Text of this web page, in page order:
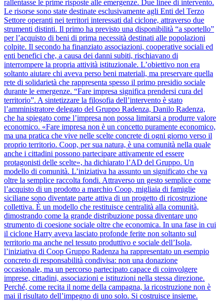
rallentasse le prime risposte alle emergenze. Due linee di intervento.
Le risorse sono state destinate esclusivamente agli Enti del Terzo
Settore operanti nei territori interessati dal ciclone, attraverso due
strumenti distinti. Il primo ha previsto una disponibilità “a sportello”
per l’acquisto di beni di prima necessità destinati alle popolazioni
colpite. Il secondo ha finanziato associazioni, cooperative sociali ed
enti benefici che, a causa dei danni subiti, rischiavano di
interrompere la propria attività istituzionale. L’obiettivo non era
soltanto aiutare chi aveva perso beni materiali, ma preservare quella
rete di solidarietà che rappresenta spesso il primo presidio sociale
durante le emergenze. “Fare impresa significa prendersi cura del
territorio”. A sintetizzare la filosofia dell’intervento è stato
l’amministratore delegato del Gruppo Radenza, Danilo Radenza,
che ha spiegato come l’impresa non possa limitarsi a produrre valore
economico. «Fare impresa non è un concetto puramente economico,
ma una pratica che vive nelle scelte concrete di ogni giorno verso il
proprio territorio. Coop, per sua natura, è una comunità nella quale
anche i cittadini possono partecipare attivamente ed essere
protagonisti delle scelte», ha dichiarato l’AD del Gruppo. Un
modello di comunità. L’iniziativa ha assunto un significato che va
oltre la semplice raccolta fondi. Attraverso un gesto semplice come
l’acquisto di un prodotto a marchio Coop, migliaia di famiglie
siciliane sono diventate parte attiva di un progetto di ricostruzione
collettiva. È un modello che restituisce centralità alla comunità,
dimostrando come la grande distribuzione possa diventare uno
strumento di coesione sociale oltre che economica. In una fase in cui
il ciclone Harry aveva lasciato profonde ferite non soltanto sul
territorio ma anche nel tessuto produttivo e sociale dell’Isola,
l’iniziativa di Coop Gruppo Radenza ha rappresentato un esempio
concreto di responsabilità condivisa: non una donazione
occasionale, ma un percorso partecipato capace di coinvolgere
imprese, cittadini, associazioni e istituzioni nella stessa direzione.
Perché, come recita il nome della campagna, la ricostruzione non è
mai il risultato dell’impegno di uno solo. Si costruisce insieme.